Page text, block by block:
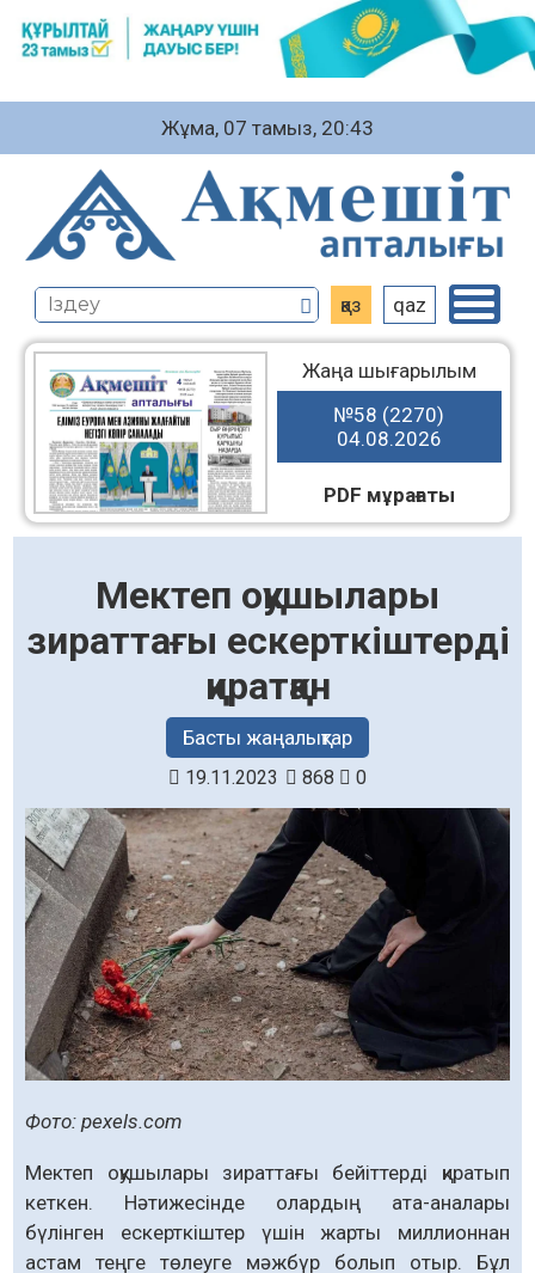
Жұма, 07 тамыз, 20:43
қаз qaz
Жаңа шығарылым
№58 (2270)
04.08.2026
PDF мұрағаты
Мектеп оқушылары
зираттағы ескерткіштерді
қиратқан
Басты жаңалықтар
19.11.2023 868 0
Фото: pexels.com
Мектеп оқушылары зираттағы бейіттерді қиратып
кеткен. Нәтижесінде олардың ата-аналары
бүлінген ескерткіштер үшін жарты миллионнан
астам теңге төлеуге мәжбүр болып отыр. Бұл